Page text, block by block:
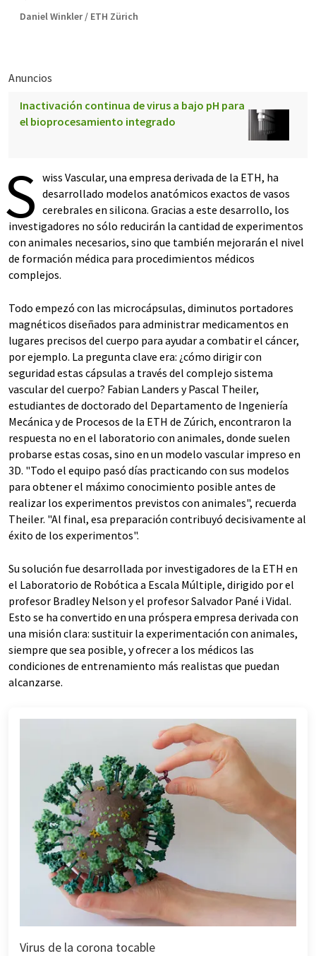
Daniel Winkler / ETH Zürich
Anuncios
Inactivación continua de virus a bajo pH para
el bioprocesamiento integrado
S wiss Vascular, una empresa derivada de la ETH, ha
desarrollado modelos anatómicos exactos de vasos
cerebrales en silicona. Gracias a este desarrollo, los
investigadores no sólo reducirán la cantidad de experimentos
con animales necesarios, sino que también mejorarán el nivel
de formación médica para procedimientos médicos
complejos.
Todo empezó con las microcápsulas, diminutos portadores
magnéticos diseñados para administrar medicamentos en
lugares precisos del cuerpo para ayudar a combatir el cáncer,
por ejemplo. La pregunta clave era: ¿cómo dirigir con
seguridad estas cápsulas a través del complejo sistema
vascular del cuerpo? Fabian Landers y Pascal Theiler,
estudiantes de doctorado del Departamento de Ingeniería
Mecánica y de Procesos de la ETH de Zúrich, encontraron la
respuesta no en el laboratorio con animales, donde suelen
probarse estas cosas, sino en un modelo vascular impreso en
3D. "Todo el equipo pasó días practicando con sus modelos
para obtener el máximo conocimiento posible antes de
realizar los experimentos previstos con animales", recuerda
Theiler. "Al final, esa preparación contribuyó decisivamente al
éxito de los experimentos".
Su solución fue desarrollada por investigadores de la ETH en
el Laboratorio de Robótica a Escala Múltiple, dirigido por el
profesor Bradley Nelson y el profesor Salvador Pané i Vidal.
Esto se ha convertido en una próspera empresa derivada con
una misión clara: sustituir la experimentación con animales,
siempre que sea posible, y ofrecer a los médicos las
condiciones de entrenamiento más realistas que puedan
alcanzarse.
Virus de la corona tocable